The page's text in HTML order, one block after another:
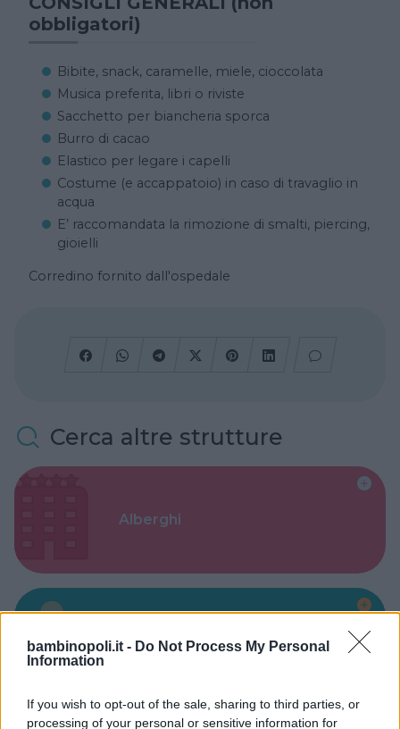
bambinopoli.it - Do Not Process My Personal
Information
If you wish to opt-out of the sale, sharing to third parties, or
processing of your personal or sensitive information for
obbligatori)
Bibite, snack, caramelle, miele, cioccolata
Musica preferita, libri o riviste
Sacchetto per biancheria sporca
Burro di cacao
Elastico per legare i capelli
Costume (e accappatoio) in caso di travaglio in
acqua
E’ raccomandata la rimozione di smalti, piercing,
gioielli
Corredino fornito dall'ospedale
Cerca altre strutture
Alberghi
Valigie per il Parto